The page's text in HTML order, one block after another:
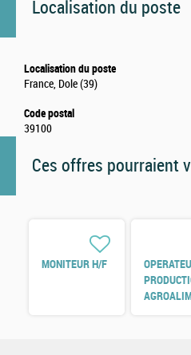
Localisation du poste
Localisation du poste
France, Dole (39)
Code postal
39100
Ces offres pourraient
MONITEUR H/F